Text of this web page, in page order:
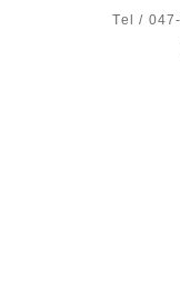
Tel /